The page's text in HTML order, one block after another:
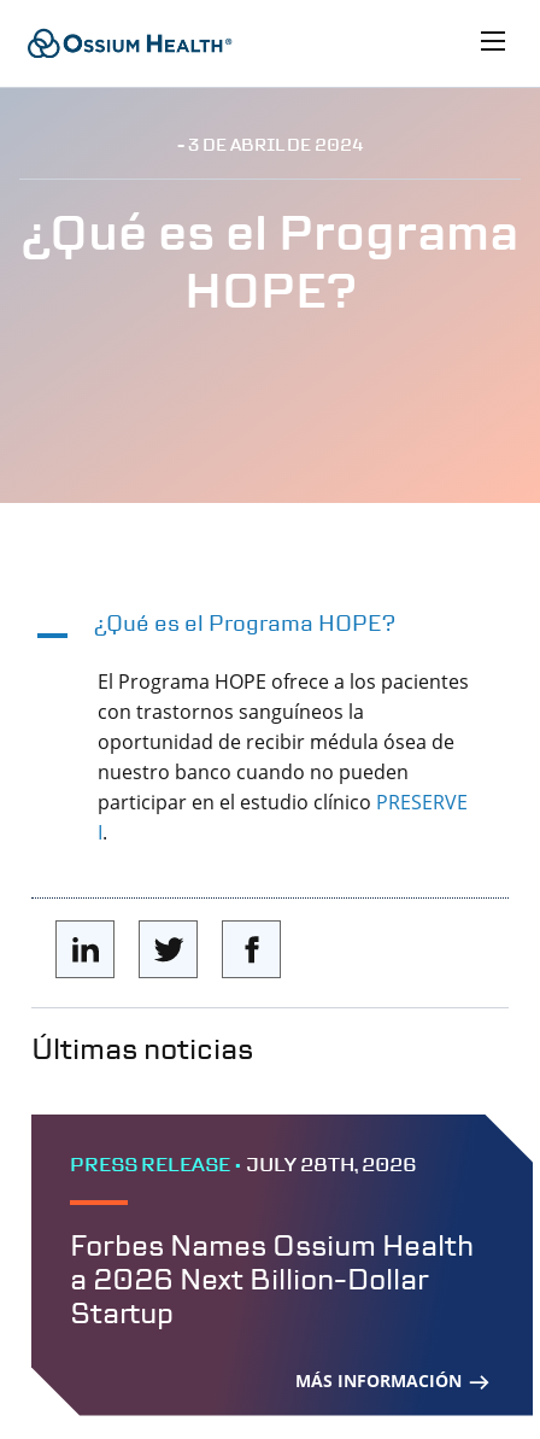
- 3 DEABRILDE 2024
¿Qué es el Programa
HOPE?
A ¿Qué es el Programa HOPE?
El Programa HOPE ofrece a los pacientes
con trastornos sanguíneos la
oportunidad de recibir médula ósea de
nuestro banco cuando no pueden
participar en el estudio clínico PRESERVE
I.
Últimas noticias
PRESS RELEASE • JULY 28TH, 2026
Forbes Names Ossium Health
a 2026 Next Billion-Dollar
Startup
MÁS INFORMACIÓN